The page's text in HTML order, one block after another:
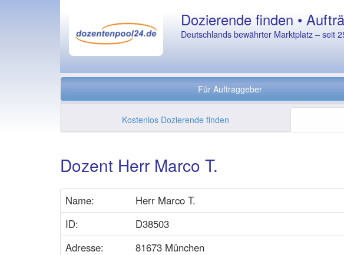
Dozierende finden •
Deutschlands bewährter Marktplatz – seit
Für Auftraggeber
Kostenlos Dozierende finden
Dozent Herr Marco T.
Name:
Herr Marco T.
ID:
D38503
Adresse:
81673 München